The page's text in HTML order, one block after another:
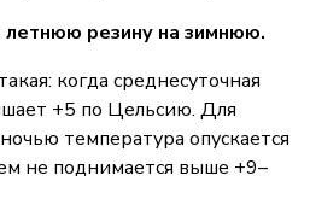
летнюю резину на зимнюю.
когда среднесуточная
+5 по Цельсию. Для
температура опускается
не поднимается выше +9–